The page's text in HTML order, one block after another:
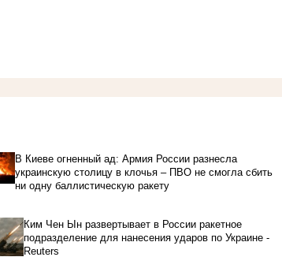
В Киеве огненный ад: Армия России разнесла
украинскую столицу в клочья – ПВО не смогла сбить
ни одну баллистическую ракету
Ким Чен Ын развертывает в России ракетное
подразделение для нанесения ударов по Украине -
Reuters